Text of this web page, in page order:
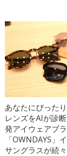
あなたにぴった
レンズをAIが診
発アイウェアブ
「OWNDAYS」
サングラスが続